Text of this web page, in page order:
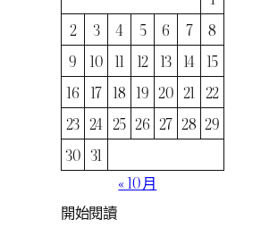
2
3 4 5 6 7
8
9
10 11 12 13 14 15
16 17 18 19 20 21 22
23 24 25 26 27 28 29
30 31
« 10 月
開始閱讀